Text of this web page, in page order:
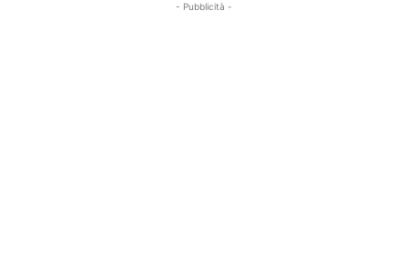
- Pubblicità -